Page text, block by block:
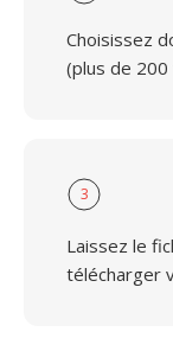
Choisissez
(plus de
3
Laissez le
télécharger